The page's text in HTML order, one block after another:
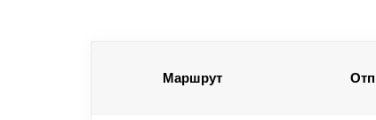
Маршрут